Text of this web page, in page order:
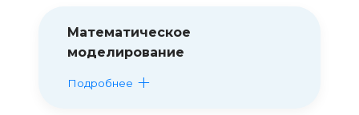
Математическое
моделирование
Подробнее